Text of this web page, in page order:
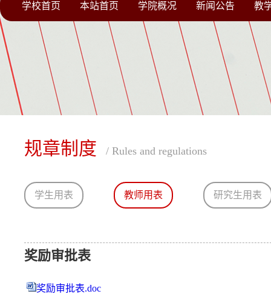
学校首页 本站首页 学院概况 新闻公告 教
规章制度 / Rules and regulations
学生用表 教师用表 研究生用表
奖励审批表
奖励审批表.doc